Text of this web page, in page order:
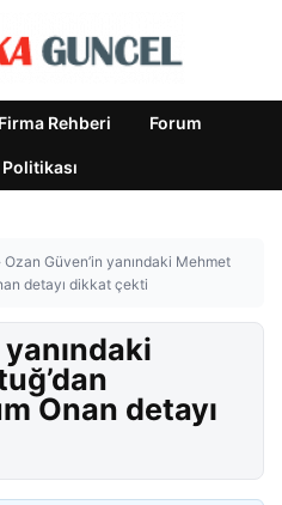
Firma Rehberi Forum
Ozan Güven’in yanındaki Mehmet
detayı dikkat çekti
Onan detayı